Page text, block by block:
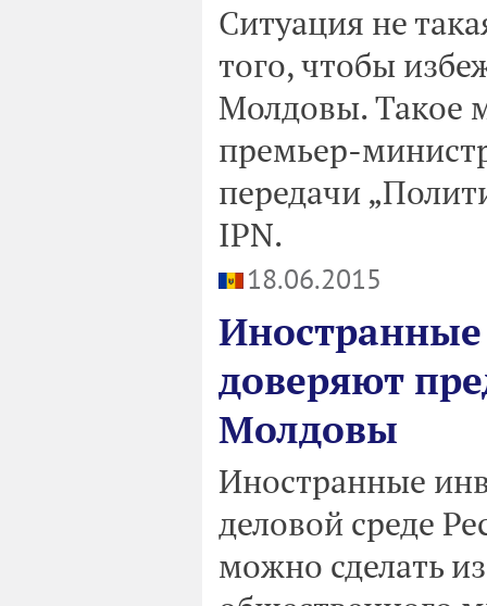
Ситуация не
того, чтобы
Молдовы. Такое
премьер-
передачи
IPN.
18.06.2015
доверяют
Молдовы
Иностранные
деловой среде
можно сделать